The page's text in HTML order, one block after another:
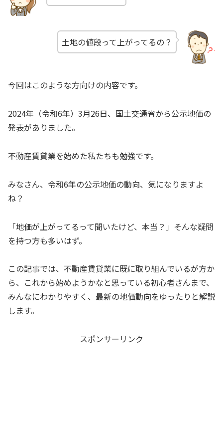
土地の値段って上がってるの？
今回はこのような方向けの内容です。
2024年（令和6年）3月26日、国土交通省から公示地価の
発表がありました。
不動産賃貸業を始めた私たちも勉強です。
みなさん、令和6年の公示地価の動向、気になりますよ
ね？
「地価が上がってるって聞いたけど、本当？」そんな疑問
を持つ方も多いはず。
この記事では、不動産賃貸業に既に取り組んでいるが方か
ら、これから始めようかなと思っている初心者さんまで、
みんなにわかりやすく、最新の地価動向をゆったりと解説
します。
スポンサーリンク